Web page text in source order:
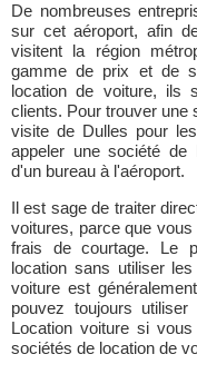
De nombreuses
sur cet aéroport, afin
visitent la région
gamme de prix et de
location de voiture, ils
clients. Pour trouver une
visite de Dulles pour
appeler une société de
d'un bureau à l'aéroport.
Il est sage de traiter
voitures, parce que
frais de courtage. Le
location sans utiliser
voiture est
pouvez toujours
Location voiture si
sociétés de location de